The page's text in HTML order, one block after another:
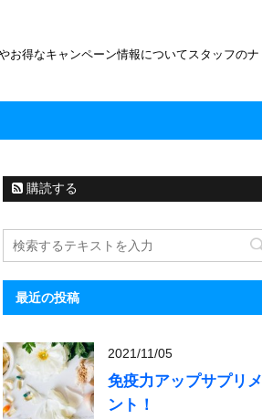
お得なキャンペーン情報についてスタッフのナ
購読する
最近の投稿
2021/11/05
免疫力アップサプリメ
ント！